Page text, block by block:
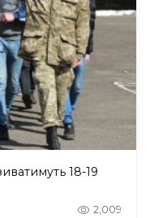
18-19
2,009